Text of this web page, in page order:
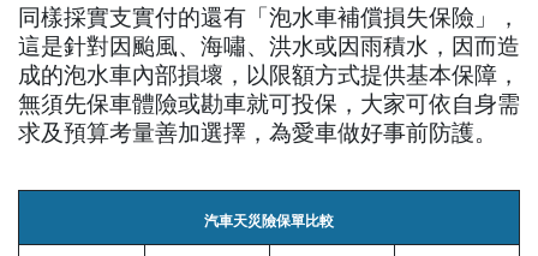
同樣採實支實付的還有「泡水車補償損失保險」，
這是針對因颱風、海嘯、洪水或因雨積水，因而造
成的泡水車內部損壞，以限額方式提供基本保障，
無須先保車體險或勘車就可投保，大家可依自身需
求及預算考量善加選擇，為愛車做好事前防護。
汽車天災險保單比較